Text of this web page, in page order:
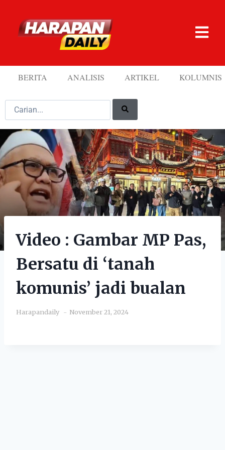
BERITA ANALISIS ARTIKEL KOLUMNIS
Video : Gambar MP Pas,
Bersatu di ‘tanah
komunis’ jadi bualan
Harapandaily November 21, 2024